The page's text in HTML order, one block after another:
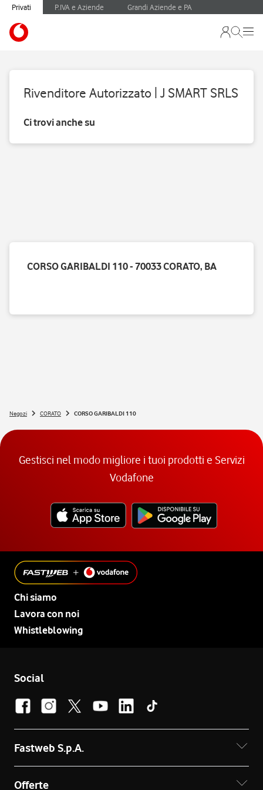
Privati P.IVA e Aziende Grandi Aziende e PA
Rivenditore Autorizzato | J SMART SRLS
Ci trovi anche su
CORSO GARIBALDI 110 - 70033 CORATO, BA
Negozi CORATO CORSO GARIBALDI 110
Gestisci nel modo migliore i tuoi prodotti e Servizi
Vodafone
Chi siamo
Lavora con noi
Whistleblowing
Social
Fastweb S.p.A.
Offerte